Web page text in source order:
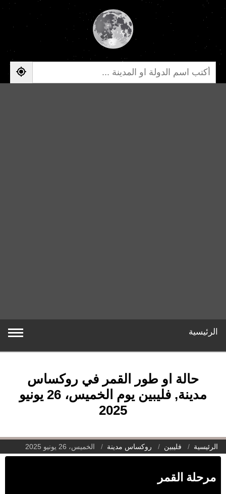
الرئيسية
حالة او طور القمر في روكساس
مدينة, فليبين يوم الخميس، 26 يونيو
2025
الرئيسية فليبين روكساس مدينة الخميس، 26 يونيو 2025
مرحلة القمر